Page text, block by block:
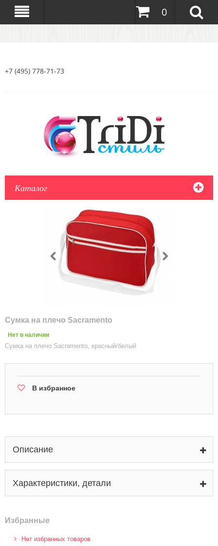
0
+7 (495) 778-71-73
Каталог
Сумка на плечо Sacramento
Нет в наличии
Сумка на плечо Sacramento, красный/белый
В избранное
Описание
Характеристики, детали
Избранные
Нет избранных товаров